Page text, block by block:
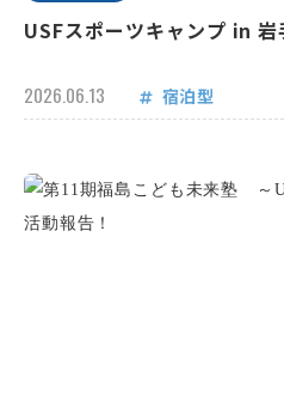
USFスポーツキャンプ in
2026.06.13 宿泊型